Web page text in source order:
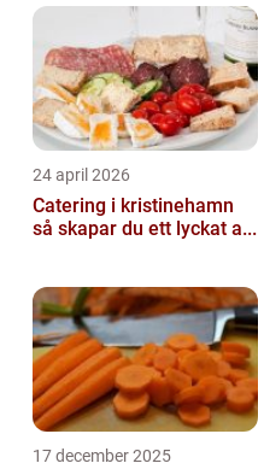
24 april 2026
Catering i kristinehamn
så skapar du ett lyckat a...
17 december 2025